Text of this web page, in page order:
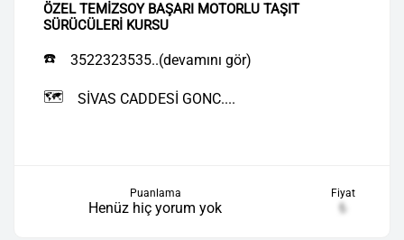
ÖZEL TEMİZSOY BAŞARI MOTORLU TAŞIT
SÜRÜCÜLERİ KURSU
☎️ 3522323535..(devamını gör)
🗺️ SİVAS CADDESİ GONC....
Puanlama
Henüz hiç yorum yok
Fiyat
₺